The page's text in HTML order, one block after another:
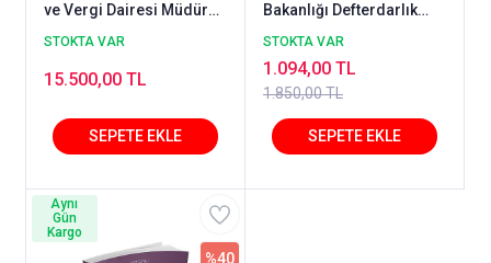
ve Vergi Dairesi Müdür
Yardımcılığı Gelir
Sınavları OFFLİNE Konu
STOKTA VAR
15.500,00 TL
Bakanlığı Defterdarlık
Uzmanlığı Özel Sınavına
Görsel Anlatımlı Soru
Bankası Mehmet Ateş, Ali
Ulaş Duru, Ramazan Taş
STOKTA VAR
1.850,00 TL
1.094,00 TL
%40
Aynı
Gün
Kargo